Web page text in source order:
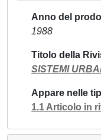
Anno del
1988
Titolo della
SISTEMI
Appare nelle
1.1 Articolo in